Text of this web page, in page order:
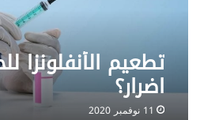
تطعيم الأنفلونزا
اضرار؟
11 نوفمبر 2020